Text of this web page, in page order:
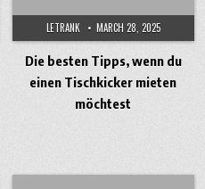
LETRANK MARCH 28, 2025
Die besten Tipps, wenn du
einen Tischkicker mieten
möchtest